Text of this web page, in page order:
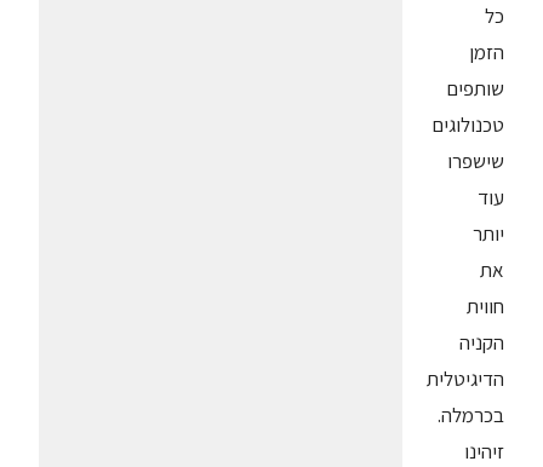
כל
הזמן
שותפים
טכנולוגים
שישפרו
עוד
יותר
את
חווית
הקניה
הדיגיטלית
בכרמלה.
זיהינו